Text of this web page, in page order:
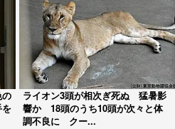
ライオン3頭が相次ぎ死ぬ 猛暑影
響か 18頭のうち10頭が次々と体
調不良に クー...